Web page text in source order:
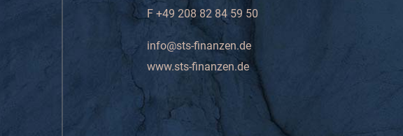
F +49 208 82 84 59 50
info@sts-finanzen.de
www.sts-finanzen.de